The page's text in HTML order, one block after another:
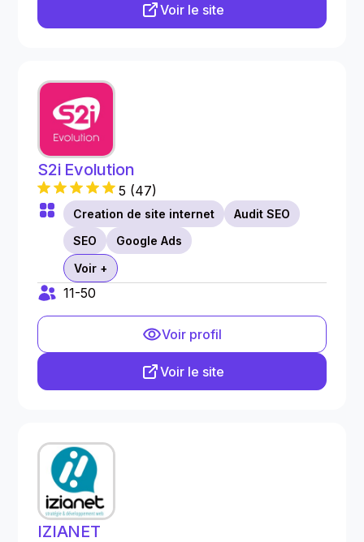
Voir le site
S2i Evolution
5 (47)
Creation de site internet
Audit SEO
SEO
Google Ads
Voir +
11-50
Voir profil
Voir le site
IZIANET